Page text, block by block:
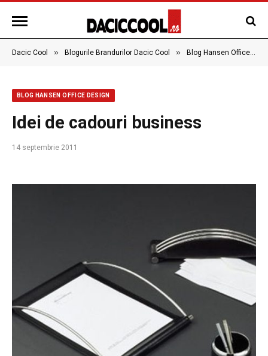
Dacic Cool » Blogurile Brandurilor Dacic Cool » Blog Hansen Office Design
BLOG HANSEN OFFICE DESIGN
Idei de cadouri business
14 septembrie 2011